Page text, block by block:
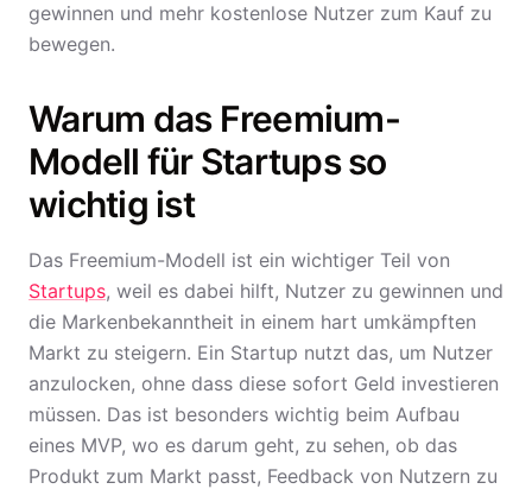
gewinnen und mehr kostenlose Nutzer zum Kauf zu
bewegen.
Warum das Freemium-
Modell für Startups so
wichtig ist
Das Freemium-Modell ist ein wichtiger Teil von
Startups, weil es dabei hilft, Nutzer zu gewinnen und
die Markenbekanntheit in einem hart umkämpften
Markt zu steigern. Ein Startup nutzt das, um Nutzer
anzulocken, ohne dass diese sofort Geld investieren
müssen. Das ist besonders wichtig beim Aufbau
eines MVP, wo es darum geht, zu sehen, ob das
Produkt zum Markt passt, Feedback von Nutzern zu